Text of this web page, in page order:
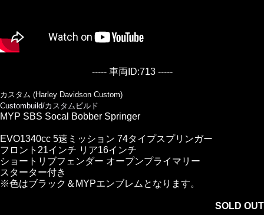
----- 車両ID:713 -----
カスタム (Harley Davidson Custom)
Custombuild/カスタムビルド
MYP SBS Socal Bobber Springer
EVO1340cc 5速ミッション 74タイプスプリンガー
フロント21インチ リア16インチ
ショートリブフェンダー オープンプライマリー
スターター付き
※色はブラック＆MYPエンブレムとなります。
SOLD OUT